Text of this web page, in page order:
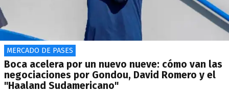
MERCADO DE PASES
Boca acelera por un nuevo nueve: cómo van las
negociaciones por Gondou, David Romero y el
"Haaland Sudamericano"